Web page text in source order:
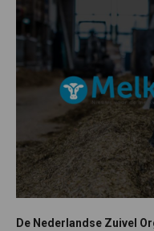
De Nederlandse Zuivel